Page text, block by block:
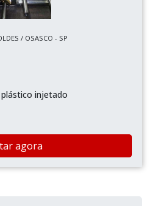
/ OSASCO - SP
injetado
agora